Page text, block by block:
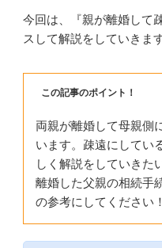
今回は、『親が離婚して
スして解説をしていきます
この記事のポイント！
両親が離婚して母親側
います。疎遠にしてい
しく解説をしていきた
離婚した父親の相続手
の参考にしてください！